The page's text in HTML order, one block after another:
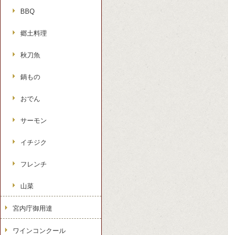
BBQ
郷土料理
秋刀魚
鍋もの
おでん
サーモン
イチジク
フレンチ
山菜
宮内庁御用達
ワインコンクール